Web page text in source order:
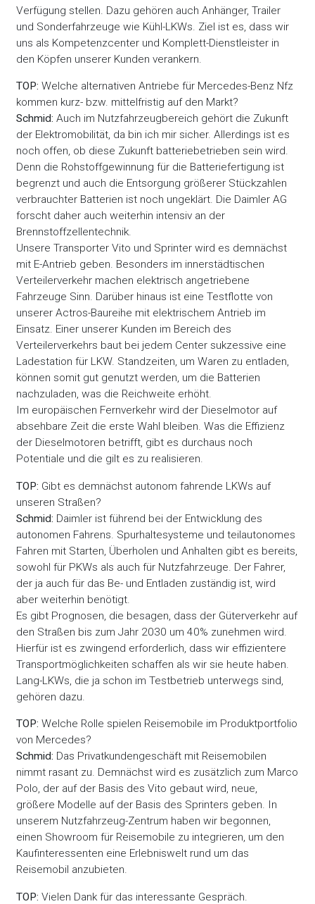
Verfügung stellen. Dazu gehören auch Anhänger, Trailer
und Sonderfahrzeuge wie Kühl-LKWs. Ziel ist es, dass wir
uns als Kompetenzcenter und Komplett-Dienstleister in
den Köpfen unserer Kunden verankern.
TOP: Welche alternativen Antriebe für Mercedes-Benz Nfz
kommen kurz- bzw. mittelfristig auf den Markt?
Schmid: Auch im Nutzfahrzeugbereich gehört die Zukunft
der Elektromobilität, da bin ich mir sicher. Allerdings ist es
noch offen, ob diese Zukunft batteriebetrieben sein wird.
Denn die Rohstoffgewinnung für die Batteriefertigung ist
begrenzt und auch die Entsorgung größerer Stückzahlen
verbrauchter Batterien ist noch ungeklärt. Die Daimler AG
forscht daher auch weiterhin intensiv an der
Brennstoffzellentechnik.
Unsere Transporter Vito und Sprinter wird es demnächst
mit E-Antrieb geben. Besonders im innerstädtischen
Verteilerverkehr machen elektrisch angetriebene
Fahrzeuge Sinn. Darüber hinaus ist eine Testflotte von
unserer Actros-Baureihe mit elektrischem Antrieb im
Einsatz. Einer unserer Kunden im Bereich des
Verteilerverkehrs baut bei jedem Center sukzessive eine
Ladestation für LKW. Standzeiten, um Waren zu entladen,
können somit gut genutzt werden, um die Batterien
nachzuladen, was die Reichweite erhöht.
Im europäischen Fernverkehr wird der Dieselmotor auf
absehbare Zeit die erste Wahl bleiben. Was die Effizienz
der Dieselmotoren betrifft, gibt es durchaus noch
Potentiale und die gilt es zu realisieren.
TOP: Gibt es demnächst autonom fahrende LKWs auf
unseren Straßen?
Schmid: Daimler ist führend bei der Entwicklung des
autonomen Fahrens. Spurhaltesysteme und teilautonomes
Fahren mit Starten, Überholen und Anhalten gibt es bereits,
sowohl für PKWs als auch für Nutzfahrzeuge. Der Fahrer,
der ja auch für das Be- und Entladen zuständig ist, wird
aber weiterhin benötigt.
Es gibt Prognosen, die besagen, dass der Güterverkehr auf
den Straßen bis zum Jahr 2030 um 40% zunehmen wird.
Hierfür ist es zwingend erforderlich, dass wir effizientere
Transportmöglichkeiten schaffen als wir sie heute haben.
Lang-LKWs, die ja schon im Testbetrieb unterwegs sind,
gehören dazu.
TOP: Welche Rolle spielen Reisemobile im Produktportfolio
von Mercedes?
Schmid: Das Privatkundengeschäft mit Reisemobilen
nimmt rasant zu. Demnächst wird es zusätzlich zum Marco
Polo, der auf der Basis des Vito gebaut wird, neue,
größere Modelle auf der Basis des Sprinters geben. In
unserem Nutzfahrzeug-Zentrum haben wir begonnen,
einen Showroom für Reisemobile zu integrieren, um den
Kaufinteressenten eine Erlebniswelt rund um das
Reisemobil anzubieten.
TOP: Vielen Dank für das interessante Gespräch.